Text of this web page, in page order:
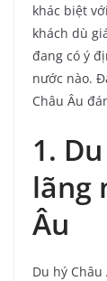
khác biệt
khách dù
đang có ý
nước nào.
Châu Âu
1.
lãng
Âu
Du hý